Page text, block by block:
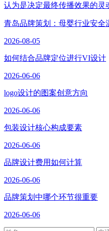
认为是决定最终传播效果的灵
青岛品牌策划：母婴行业安全
2026-08-05
如何结合品牌定位进行VI设计
2026-06-06
logo设计的图案创意方向
2026-06-06
包装设计核心构成要素
2026-06-06
品牌设计费用如何计算
2026-06-06
品牌策划中哪个环节很重要
2026-06-06